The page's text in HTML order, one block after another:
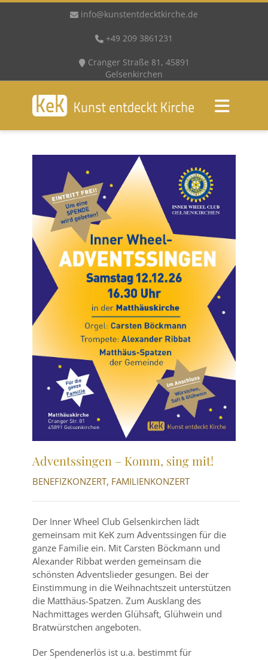
info@kunstentdecktkirche.de
+49 209 3861231
Cranger Straße 81, 45891
Gelsenkirchen
Adventssingen – Komm, sing mit!
BENEFIZKONZERT, FAMILIENKONZERT
Der Inner Wheel Club Gelsenkirchen lädt
gemeinsam mit KeK zum Adventssingen für die
ganze Familie ein. Mit Carsten Böckmann und
Alexander Ribbat werden gemeinsam die
schönsten Adventslieder gesungen. Bei der
Einstimmung in die Weihnachtszeit unterstützen
die Matthäus-Spatzen. Zum Ausklang des
Nachmittages werden Glühsaft, Glühwein und
Bratwürstchen angeboten.
Der Spendenerlös ist u.a. bestimmt für